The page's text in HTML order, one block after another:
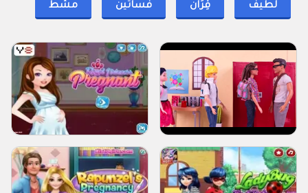
لطيف قِرَان فساتين مشط